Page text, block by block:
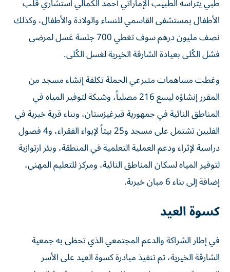
الأطفال بمستشفى القاسمي للنساء والولادة والأطفال، وكذلك
نصف مليون درهم سوف تغطي 700 جلسة غسل لمرضى
فشل الكُلى بعيادة الشارقة الخيرية لغسل الكُلى.
وغطت مساهمات متبرعي الحملة تكلفة إنشاء مسجد من
المقرر إنشاؤه ليسع 216 مصلياً، وشبكة لتوفير المياه في
المناطق النائية في جمهورية قيرغيزستان، وبناء قرية خيرية في
الفلبين تشتمل على مسجد و25 بيتاً لإيواء الفقراء، و4 فصول
دراسية لإثراء ودعم العملية التعلمية في المنطقة، وبئر ارتوازية
لتوفير المياه لسكان المناطق النائية، ومركز للتعليم المهني،
إضافة إلى بناء 6 مبان خيرىة.
كسوة العيد
في إطار الشراكة والدعم المجتمعي الذي تحظى به جمعية
الشارقة الخيرية، تم تنفيذ مبادرة كسوة العيد على الأسر